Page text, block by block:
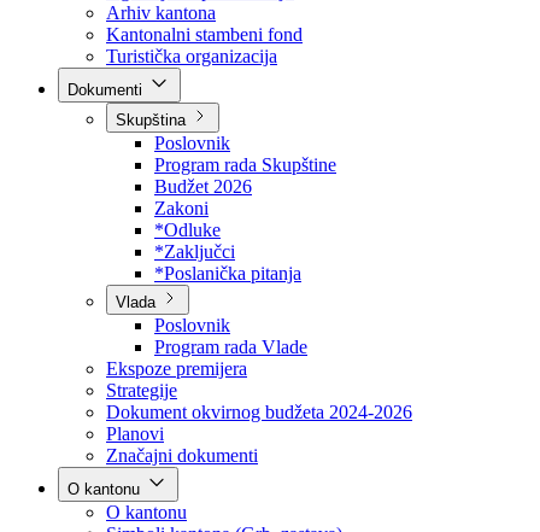
BPK šume
RTV BPK
Agencija za privatizaciju
Arhiv kantona
Kantonalni stambeni fond
Turistička organizacija
Skupština
Poslovnik
Program rada Skupštine
Budžet 2026
Zakoni
*Odluke
*Zaključci
*Poslanička pitanja
Vlada
Poslovnik
Program rada Vlade
Ekspoze premijera
Strategije
Dokument okvirnog budžeta 2024-2026
Planovi
Značajni dokumenti